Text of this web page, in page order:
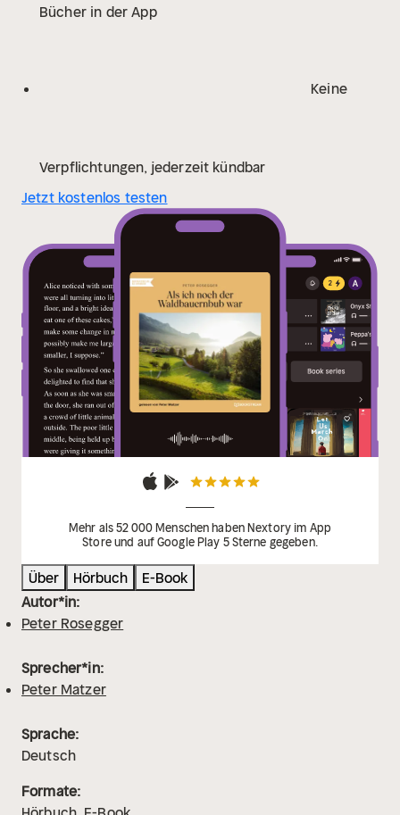
Bücher in der App
Keine
Verpflichtungen, jederzeit kündbar
Jetzt kostenlos testen
Mehr als 52 000 Menschen haben Nextory im App
Store und auf Google Play 5 Sterne gegeben.
Über Hörbuch
E-Book
Autor*in:
Peter Rosegger
Sprecher*in:
Peter Matzer
Sprache:
Deutsch
Formate: